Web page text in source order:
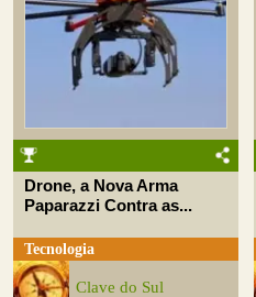
Drone, a Nova Arma
Paparazzi Contra as...
Tecnologia
Clave do Sul